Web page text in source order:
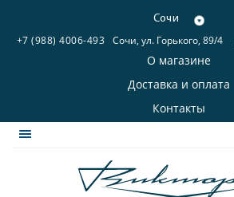
Сочи
+7 (988) 4006-493 Сочи, ул. Горького, 89/4
О магазине
Доставка и оплата
Контакты